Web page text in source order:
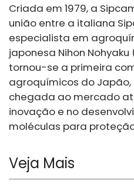
Criada em 1979, a
união entre a italiana
especialista em
japonesa Nihon Nohyaku
tornou-se a primeira
agroquímicos do Japão,
chegada ao mercado
inovação e no
moléculas para
Veja Mais